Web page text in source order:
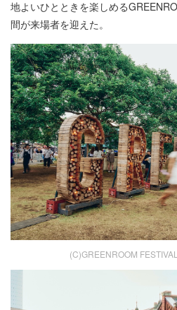
地よいひとときを楽しめる
間が来場者を迎えた。
(C)GREENROOM